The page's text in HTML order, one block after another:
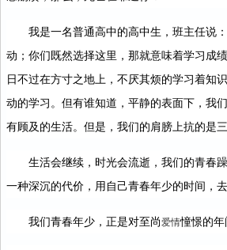
我是一名普通高中的高中生，班主任说
动；你们既然选择这里，那就意味着学习成
日不过在方寸之地上，不厌其烦的学习着知
动的学习。但有谁知道，平静的表面下，我
有顾及的生活。但是，我们的肩膀上抗的是
生活会继续，时光会流逝，我们的青春
一种深沉的代价，用自己青春年少的时间，
我们青春年少，正是对至尚爱情憧憬的